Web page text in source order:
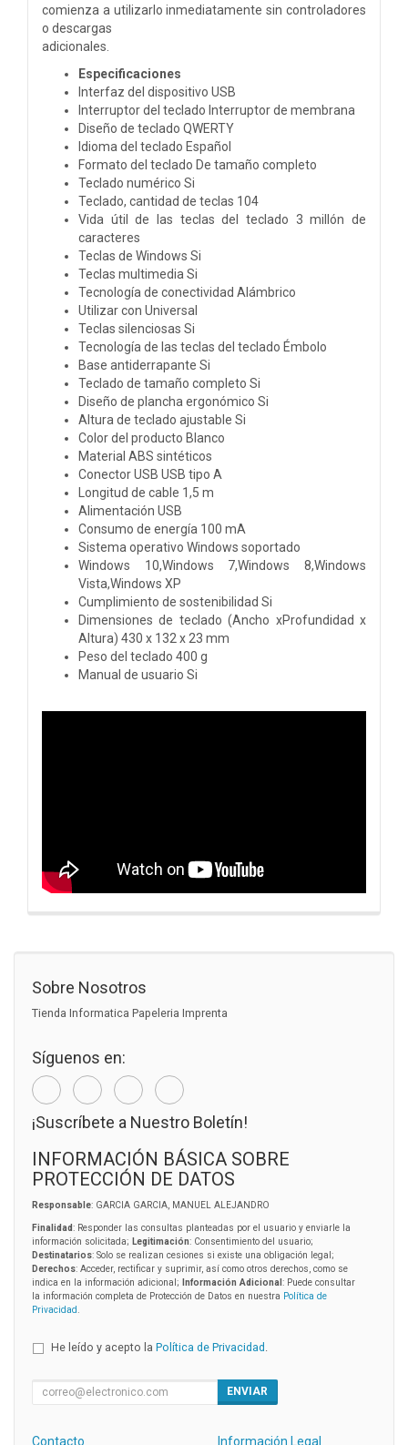
comienza a utilizarlo inmediatamente sin controladores
o descargas
adicionales.
Especificaciones
Interfaz del dispositivo USB
Interruptor del teclado Interruptor de membrana
Diseño de teclado QWERTY
Idioma del teclado Español
Formato del teclado De tamaño completo
Teclado numérico Si
Teclado, cantidad de teclas 104
Vida útil de las teclas del teclado 3 millón de
caracteres
Teclas de Windows Si
Teclas multimedia Si
Tecnología de conectividad Alámbrico
Utilizar con Universal
Teclas silenciosas Si
Tecnología de las teclas del teclado Émbolo
Base antiderrapante Si
Teclado de tamaño completo Si
Diseño de plancha ergonómico Si
Altura de teclado ajustable Si
Color del producto Blanco
Material ABS sintéticos
Conector USB USB tipo A
Longitud de cable 1,5 m
Alimentación USB
Consumo de energía 100 mA
Sistema operativo Windows soportado
Windows 10,Windows 7,Windows 8,Windows
Vista,Windows XP
Cumplimiento de sostenibilidad Si
Dimensiones de teclado (Ancho xProfundidad x
Altura) 430 x 132 x 23 mm
Peso del teclado 400 g
Manual de usuario Si
Sobre Nosotros
Tienda Informatica Papeleria Imprenta
Síguenos en:
¡Suscríbete a Nuestro Boletín!
INFORMACIÓN BÁSICA SOBRE
PROTECCIÓN DE DATOS
Responsable: GARCIA GARCIA, MANUEL ALEJANDRO
Finalidad: Responder las consultas planteadas por el usuario y enviarle la
información solicitada; Legitimación: Consentimiento del usuario;
Destinatarios: Solo se realizan cesiones si existe una obligación legal;
Derechos: Acceder, rectificar y suprimir, así como otros derechos, como se
indica en la información adicional;
Información Adicional : Puede consultar
la información completa de Protección de Datos en nuestra Política de
Privacidad
He leído y acepto la Política de Privacidad
ENVIAR
Contacto Información Legal